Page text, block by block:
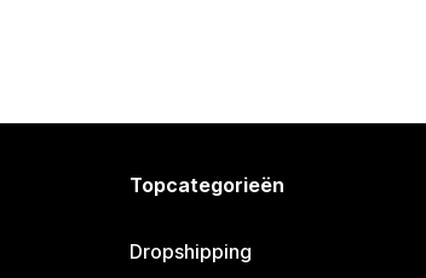
Topcategorieën
Dropshipping